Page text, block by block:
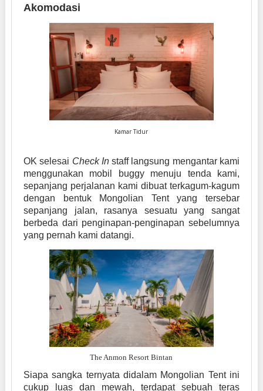
Akomodasi
Kamar Tidur
OK selesai Check Instaff langsung mengantar kami
menggunakan mobil buggy menuju tenda kami,
sepanjang perjalanan kami dibuat terkagum-kagum
dengan bentuk Mongolian Tent yang tersebar
sepanjang jalan, rasanya sesuatu yang sangat
berbeda dari penginapan-penginapan sebelumnya
yang pernah kami datangi.
The Anmon Resort Bintan
Siapa sangka ternyata didalam Mongolian Tent ini
cukup luas dan mewah, terdapat sebuah teras